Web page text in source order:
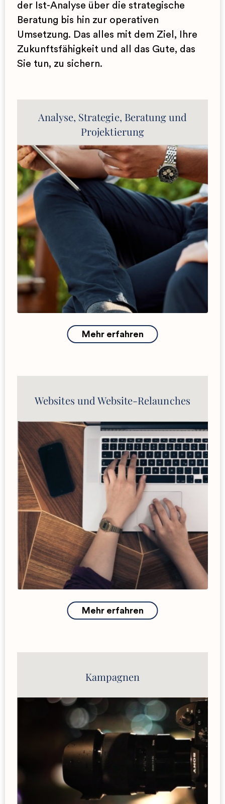
der Ist-Analyse über die strategische
Beratung bis hin zur operativen
Umsetzung. Das alles mit dem Ziel, Ihre
Zukunftsfähigkeit und all das Gute, das
Sie tun, zu sichern.
Analyse, Strategie, Beratung und
Projektierung
Diversity‐Strategien und ‐Management
Beratung im Hinblick auf Marketing,
Branding, Positionierung, Zieldefinition und
Kundensegmentierung
Projekt‐Planung, ‐Entwicklung und
‐Steuerung
Mehr erfahren
Websites und Website-Relaunches
Website-Konzeption (UX-Konzeption,
Informationsarchitektur)
Website-Texte
Web-Design (UX-Design, Grafikdesign)
Brand-Design: Corporate-Design und Logo-
Design
Brand-Storytelling
Slogans, Hashtags, Claims
Entwicklung digitaler Prototypen
Programmierung (IT)
Mehr erfahren
Kampagnen
Employer-Branding-Kampagnen
Diversity-Kampagnen
Kampagnen-Slogans
Producing
Workshop „Schreiben fürs Web: Mehr
Reichweite, mehr Fans“
Workshop „Campaigning: How-to?“
Weitere Workshops und Trainings auf